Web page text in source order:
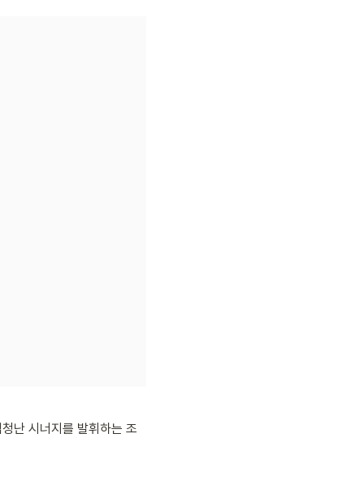
난 시너지를 발휘하는 조